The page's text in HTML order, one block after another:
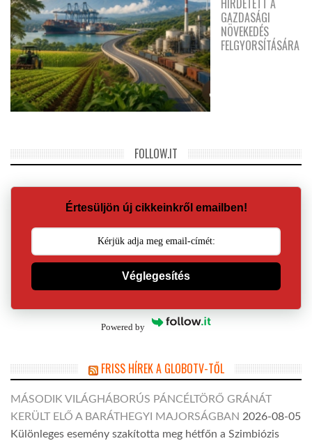
HIRDETETT A
GAZDASÁGI
NÖVEKEDÉS
FELGYORSÍTÁSÁRA
FOLLOW.IT
Értesüljön új cikkeinkről emailben!
Véglegesítés
Powered by
FRISS HÍREK A GLOBOTV-TŐL
MÁSODIK VILÁGHÁBORÚS PÁNCÉLTÖRŐ GRÁNÁT
KERÜLT ELŐ A BARÁTHEGYI MAJORSÁGBAN 2026-08-05
Különleges esemény szakította meg hétfőn a Szimbiózis